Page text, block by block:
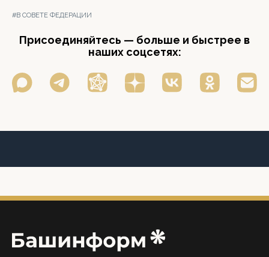
#В СОВЕТЕ ФЕДЕРАЦИИ
Присоединяйтесь — больше и быстрее в
наших соцсетях: